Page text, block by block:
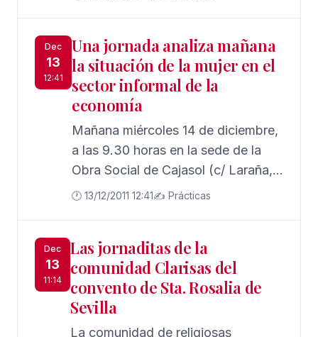
Historia y Filosofía de la UPO,
inaugurará el Congreso sobre
Religiosidad Sevillana, organizado
por el Área de Historia Medieval de
la UPO, con la colaboración del
Grupo de Investigación de
Religiosidad y Fuentes Andaluzas
Vicerrectorado de Cultura y
Participación Social.
Dec
13
12:41
Una jornada analiza mañana
la situación de la mujer en el
sector informal de la
economía
Mañana miércoles 14 de diciembre,
a las 9.30 horas en la sede de la
Obra Social de Cajasol (c/ Laraña,
nº 4), Lina Gálvez Muñoz,
Universidad Pablo de Olavide, y
Soledad Pérez Rodríguez, directora
del Instituto Andaluz de la Mujer,
inaugurarán la Jornada de
Economía Informal, tiempos y
🕐 13/12/2011 12:41✍️ Prácticas
Dec
13
11:14
Las jornaditas de la
comunidad Clarisas del
convento de Sta. Rosalia de
Sevilla
La comunidad de religiosas